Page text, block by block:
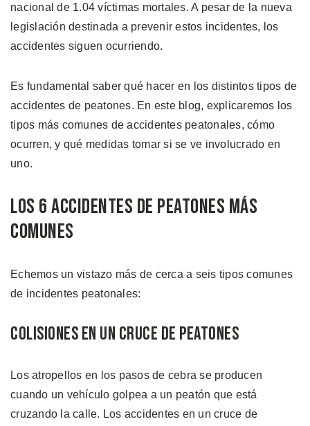
nacional de 1.04 víctimas mortales. A pesar de la nueva
legislación destinada a prevenir estos incidentes, los
accidentes siguen ocurriendo.
Es fundamental saber qué hacer en los distintos tipos de
accidentes de peatones. En este blog, explicaremos los
tipos más comunes de accidentes peatonales, cómo
ocurren, y qué medidas tomar si se ve involucrado en
uno.
Los 6 Accidentes de Peatones más
Comunes
Echemos un vistazo más de cerca a seis tipos comunes
de incidentes peatonales:
Colisiones en un Cruce de Peatones
Los atropellos en los pasos de cebra se producen
cuando un vehículo golpea a un peatón que está
cruzando la calle. Los accidentes en un cruce de